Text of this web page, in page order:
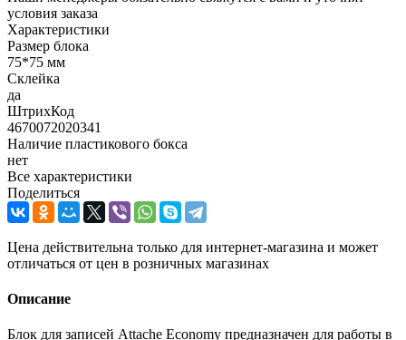
условия заказа
Характеристики
Размер блока
75*75 мм
Склейка
да
ШтрихКод
4670072020341
Наличие пластикового бокса
нет
Все характеристики
Поделиться
Цена действительна только для интернет-магазина и может
отличаться от цен в розничных магазинах
Описание
Блок для записей Attache Economy предназначен для работы в